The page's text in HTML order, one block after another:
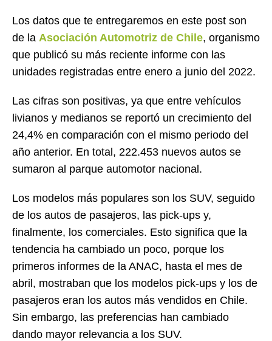
Los datos que te entregaremos en este post son
de la Asociación Automotriz de Chile, organismo
que publicó su más reciente informe con las
unidades registradas entre enero a junio del 2022.
Las cifras son positivas, ya que entre vehículos
livianos y medianos se reportó un crecimiento del
24,4% en comparación con el mismo periodo del
año anterior. En total, 222.453 nuevos autos se
sumaron al parque automotor nacional.
Los modelos más populares son los SUV, seguido
de los autos de pasajeros, las pick-ups y,
finalmente, los comerciales. Esto significa que la
tendencia ha cambiado un poco, porque los
primeros informes de la ANAC, hasta el mes de
abril, mostraban que los modelos pick-ups y los de
pasajeros eran los autos más vendidos en Chile.
Sin embargo, las preferencias han cambiado
dando mayor relevancia a los SUV.